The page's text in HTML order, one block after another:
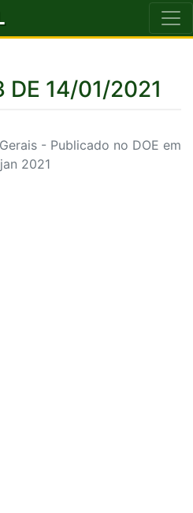
DE 14/01/2021
- Publicado no DOE em
2021